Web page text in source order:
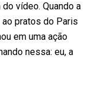
vídeo. Quando a
pratos do Paris
em uma ação
nessa: eu, a